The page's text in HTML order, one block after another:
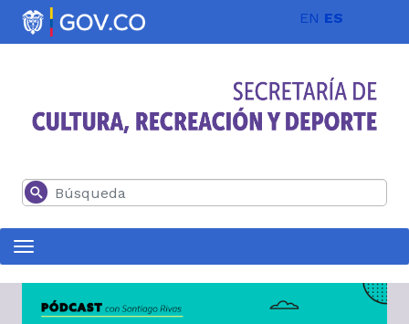
Pasar al contenido principal EN ES
Buscar